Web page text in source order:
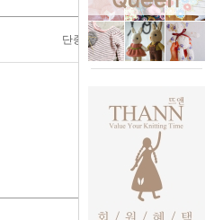
단종SALE50%